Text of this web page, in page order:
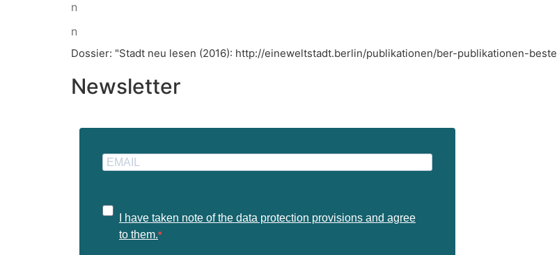
n
n
Dossier: "Stadt neu lesen (2016): http://eineweltstadt.berlin/publikationen/ber-publikationen-
Newsletter
I have taken note of the data protection provisions and agree
to them.